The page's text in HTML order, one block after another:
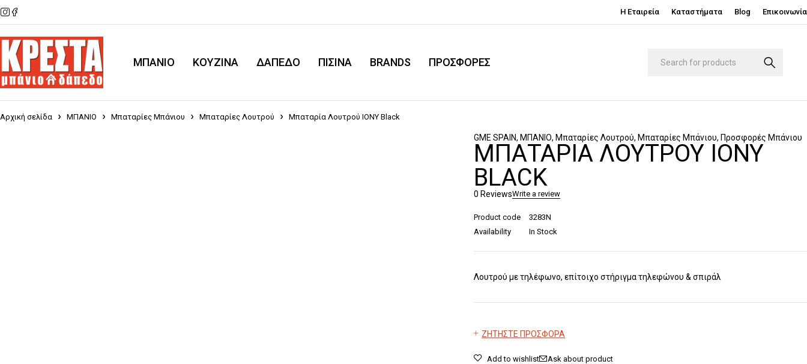
Η Εταιρεία Καταστήματα Blog Επικοινωνία
ΜΠΑΝΙΟ KOYZINA ΔΑΠΕΔΟ ΠΙΣΙΝΑ BRANDS ΠΡΟΣΦΟΡΕΣ
Αρχική σελίδα ΜΠΑΝΙΟ Μπαταρίες Μπάνιου Μπαταρίες Λουτρού Μπαταρία Λουτρού IONY Black
GME SPAIN, ΜΠΑΝΙΟ, Μπαταρίες Λουτρού, Μπαταρίες Μπάνιου, Προσφορές Μπάνιου
ΜΠΑΤΑΡΊΑ ΛΟΥΤΡΟΎ IONY
BLACK
0 ReviewsWrite a review
Product code
3283N
Availability
In Stock
Λουτρού με τηλέφωνο, επίτοιχο στήριγμα τηλεφώνου & σπιράλ
ΖΗΤΗΣΤΕ ΠΡΟΣΦΟΡΑ
Ask about product